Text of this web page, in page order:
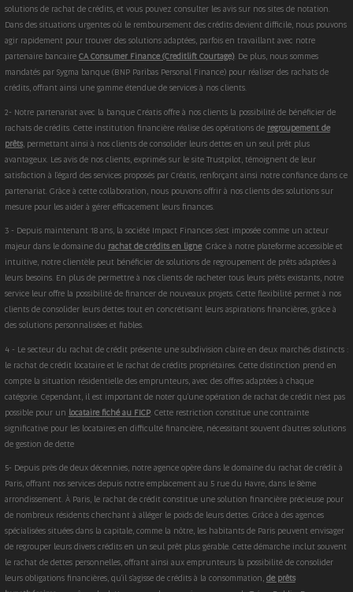
solutions de rachat de crédits, et vous pouvez consulter les avis sur nos sites de notation.
Dans des situations urgentes où le remboursement des crédits devient difficile, nous pouvons
agir rapidement pour trouver des solutions adaptées, parfois en travaillant avec notre
partenaire bancaire CA Consumer Finance (Creditlift Courtage). De plus, nous sommes
mandatés par Sygma banque (BNP Paribas Personal Finance) pour réaliser des rachats de
crédits, offrant ainsi une gamme étendue de services à nos clients.
2- Notre partenariat avec la banque Créatis offre à nos clients la possibilité de bénéficier de
rachats de crédits. Cette institution financière réalise des opérations de regroupement de
prêts, permettant ainsi à nos clients de consolider leurs dettes en un seul prêt plus
avantageux. Les avis de nos clients, exprimés sur le site Trustpilot, témoignent de leur
satisfaction à l'égard des services proposés par Créatis, renforçant ainsi notre confiance dans ce
partenariat. Grâce à cette collaboration, nous pouvons offrir à nos clients des solutions sur
mesure pour les aider à gérer efficacement leurs finances.
3 - Depuis maintenant 18 ans, la société Impact Finances s'est imposée comme un acteur
majeur dans le domaine du rachat de crédits en ligne. Grâce à notre plateforme accessible et
intuitive, notre clientèle peut bénéficier de solutions de regroupement de prêts adaptées à
leurs besoins. En plus de permettre à nos clients de racheter tous leurs prêts existants, notre
service leur offre la possibilité de financer de nouveaux projets. Cette flexibilité permet à nos
clients de consolider leurs dettes tout en concrétisant leurs aspirations financières, grâce à
des solutions personnalisées et fiables.
4 - Le secteur du rachat de crédit présente une subdivision claire en deux marchés distincts :
le rachat de crédit locataire et le rachat de crédits propriétaires. Cette distinction prend en
compte la situation résidentielle des emprunteurs, avec des offres adaptées à chaque
catégorie. Cependant, il est important de noter qu'une opération de rachat de crédit n'est pas
possible pour un locataire fiché au FICP. Cette restriction constitue une contrainte
significative pour les locataires en difficulté financière, nécessitant souvent d'autres solutions
de gestion de dette
5- Depuis près de deux décennies, notre agence opère dans le domaine du rachat de crédit à
Paris, offrant nos services depuis notre emplacement au 5 rue du Havre, dans le 8ème
arrondissement. À Paris, le rachat de crédit constitue une solution financière précieuse pour
de nombreux résidents cherchant à alléger le poids de leurs dettes. Grâce à des agences
spécialisées situées dans la capitale, comme la nôtre, les habitants de Paris peuvent envisager
de regrouper leurs divers crédits en un seul prêt plus gérable. Cette démarche inclut souvent
le rachat de dettes personnelles, offrant ainsi aux emprunteurs la possibilité de consolider
leurs obligations financières, qu'il s'agisse de crédits à la consommation, de prêts